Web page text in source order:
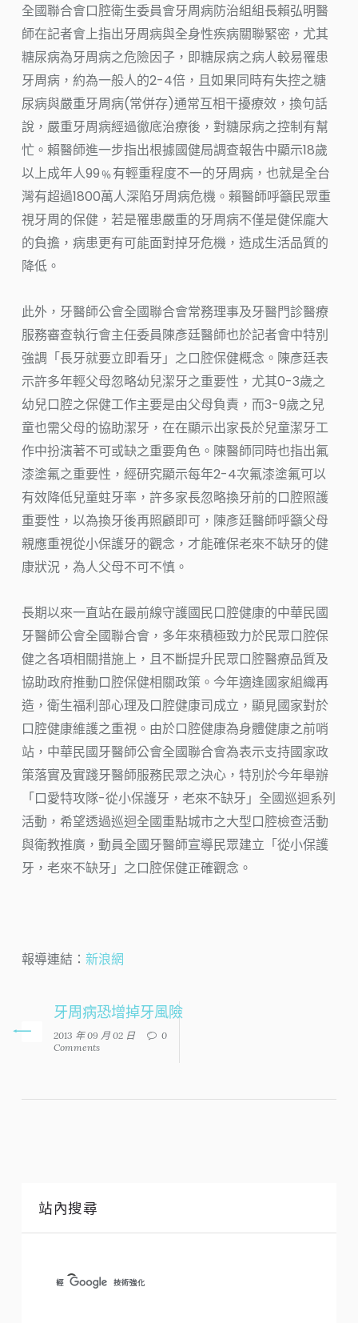
全國聯合會口腔衛生委員會牙周病防治組組長賴弘明醫
師在記者會上指出牙周病與全身性疾病關聯緊密，尤其
糖尿病為牙周病之危險因子，即糖尿病之病人較易罹患
牙周病，約為一般人的2-4倍，且如果同時有失控之糖
尿病與嚴重牙周病(常併存)通常互相干擾療效，換句話
說，嚴重牙周病經過徹底治療後，對糖尿病之控制有幫
忙。賴醫師進一步指出根據國健局調查報告中顯示18歲
以上成年人99﹪有輕重程度不一的牙周病，也就是全台
灣有超過1800萬人深陷牙周病危機。賴醫師呼籲民眾重
視牙周的保健，若是罹患嚴重的牙周病不僅是健保龐大
的負擔，病患更有可能面對掉牙危機，造成生活品質的
降低。
此外，牙醫師公會全國聯合會常務理事及牙醫門診醫療
服務審查執行會主任委員陳彥廷醫師也於記者會中特別
強調「長牙就要立即看牙」之口腔保健概念。陳彥廷表
示許多年輕父母忽略幼兒潔牙之重要性，尤其0-3歲之
幼兒口腔之保健工作主要是由父母負責，而3-9歲之兒
童也需父母的協助潔牙，在在顯示出家長於兒童潔牙工
作中扮演著不可或缺之重要角色。陳醫師同時也指出氟
漆塗氟之重要性，經研究顯示每年2-4次氟漆塗氟可以
有效降低兒童蛀牙率，許多家長忽略換牙前的口腔照護
重要性，以為換牙後再照顧即可，陳彥廷醫師呼籲父母
親應重視從小保護牙的觀念，才能確保老來不缺牙的健
康狀況，為人父母不可不慎。
長期以來一直站在最前線守護國民口腔健康的中華民國
牙醫師公會全國聯合會，多年來積極致力於民眾口腔保
健之各項相關措施上，且不斷提升民眾口腔醫療品質及
協助政府推動口腔保健相關政策。今年適逢國家組織再
造，衛生福利部心理及口腔健康司成立，顯見國家對於
口腔健康維護之重視。由於口腔健康為身體健康之前哨
站，中華民國牙醫師公會全國聯合會為表示支持國家政
策落實及實踐牙醫師服務民眾之決心，特別於今年舉辦
「口愛特攻隊-從小保護牙，老來不缺牙」全國巡迴系列
活動，希望透過巡迴全國重點城市之大型口腔檢查活動
與衛教推廣，動員全國牙醫師宣導民眾建立「從小保護
牙，老來不缺牙」之口腔保健正確觀念。
報導連結： 新浪網
牙周病恐增掉牙風險
2013 年 09 月 02 日
0
Comments
站內搜尋